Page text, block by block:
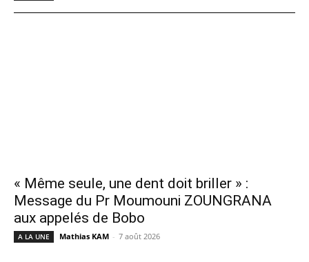
« Même seule, une dent doit briller » :
Message du Pr Moumouni ZOUNGRANA
aux appelés de Bobo
A LA UNE Mathias KAM - 7 août 2026